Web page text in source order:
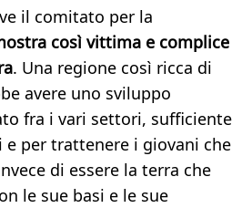
il comitato per la
così vittima e complice
. Una regione così ricca di
avere uno sviluppo
fra i vari settori, sufficiente
per trattenere i giovani che
di essere la terra che
le sue basi e le sue